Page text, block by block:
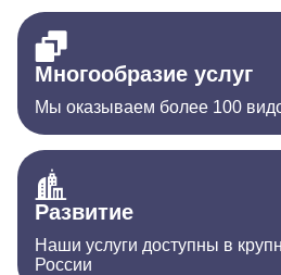
Многообразие услуг
Мы оказываем более 100
Развитие
Наши услуги доступны в
России